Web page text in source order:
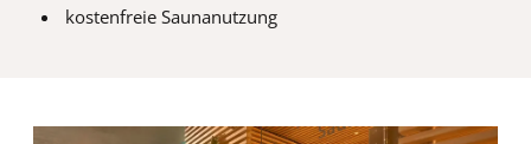
kostenfreie Saunanutzung